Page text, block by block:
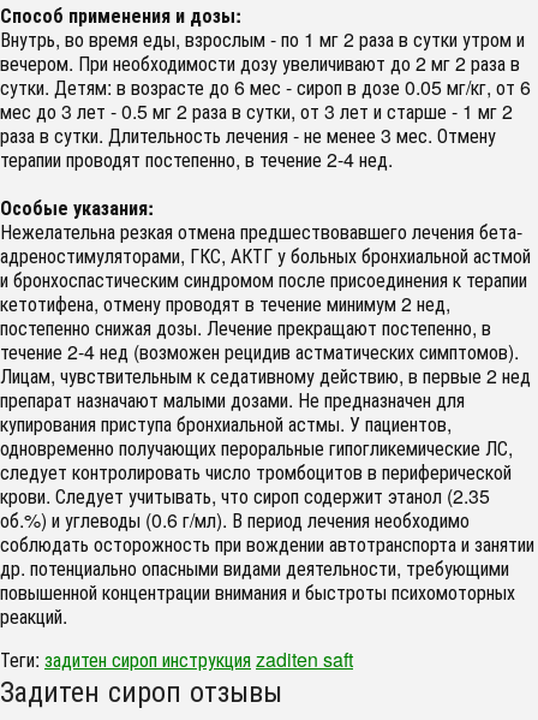
Способ применения и дозы:
Внутрь, во время еды, взрослым - по 1 мг 2 раза в сутки утром и
вечером. При необходимости дозу увеличивают до 2 мг 2 раза в
сутки. Детям: в возрасте до 6 мес - сироп в дозе 0.05 мг/кг, от 6
мес до 3 лет - 0.5 мг 2 раза в сутки, от 3 лет и старше - 1 мг 2
раза в сутки. Длительность лечения - не менее 3 мес. Отмену
терапии проводят постепенно, в течение 2-4 нед.
Особые указания:
Нежелательна резкая отмена предшествовавшего лечения бета-
адреностимуляторами, ГКС, АКТГ у больных бронхиальной астмой
и бронхоспастическим синдромом после присоединения к терапии
кетотифена, отмену проводят в течение минимум 2 нед,
постепенно снижая дозы. Лечение прекращают постепенно, в
течение 2-4 нед (возможен рецидив астматических симптомов).
Лицам, чувствительным к седативному действию, в первые 2 нед
препарат назначают малыми дозами. Не предназначен для
купирования приступа бронхиальной астмы. У пациентов,
одновременно получающих пероральные гипогликемические ЛС,
следует контролировать число тромбоцитов в периферической
крови. Следует учитывать, что сироп содержит этанол (2.35
об.%) и углеводы (0.6 г/мл). В период лечения необходимо
соблюдать осторожность при вождении автотранспорта и занятии
др. потенциально опасными видами деятельности, требующими
повышенной концентрации внимания и быстроты психомоторных
реакций.
Теги: задитен сироп инструкцияzaditen saft
Задитен сироп отзывы